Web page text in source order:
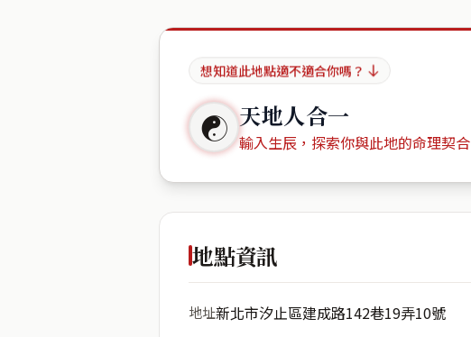
想知道此地點適不適合你嗎？
☯ 天地人合一
輸入生辰，探索你與此地的命理契合
地點資訊
地址新北市汐止區建成路142巷19弄10號